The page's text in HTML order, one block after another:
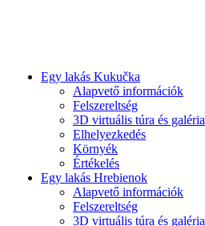
Egy lakás Kukučka
Alapvető információk
Felszereltség
3D virtuális túra és galéria
Elhelyezkedés
Környék
Értékelés
Egy lakás Hrebienok
Alapvető információk
Felszereltség
3D virtuális túra és galéria